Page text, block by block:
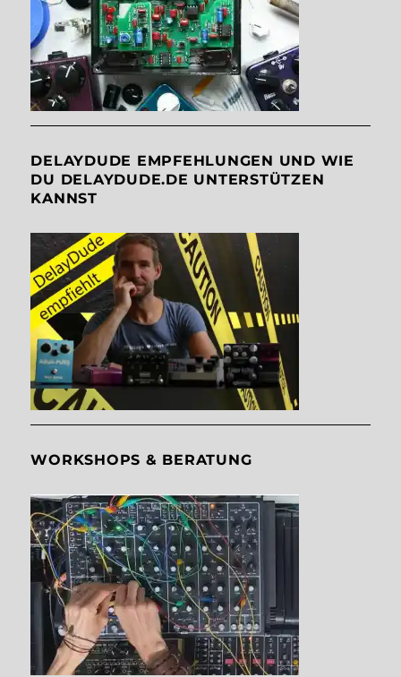
DELAYDUDE EMPFEHLUNGEN UND WIE
DU DELAYDUDE.DE UNTERSTÜTZEN
KANNST
WORKSHOPS & BERATUNG